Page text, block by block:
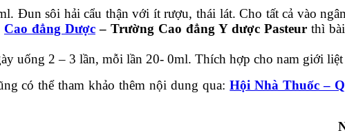
Đun sôi hải cẩu thận với ít rượu, thái lát. Cho tất cả vào
Cao đẳng Dược – Trường Cao đẳng Y dược Pasteur thì
uống 2 – 3 lần, mỗi lần 20- 0ml. Thích hợp cho nam giới
có thể tham khảo thêm nội dung qua:Hội Nhà Thuốc –